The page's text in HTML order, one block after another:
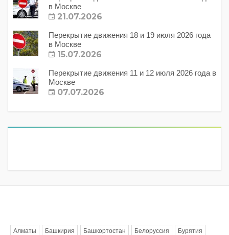
в Москве
21.07.2026
Перекрытие движения 18 и 19 июля 2026 года
в Москве
15.07.2026
Перекрытие движения 11 и 12 июля 2026 года в
Москве
07.07.2026
Алматы Башкирия Башкортостан Белоруссия Бурятия